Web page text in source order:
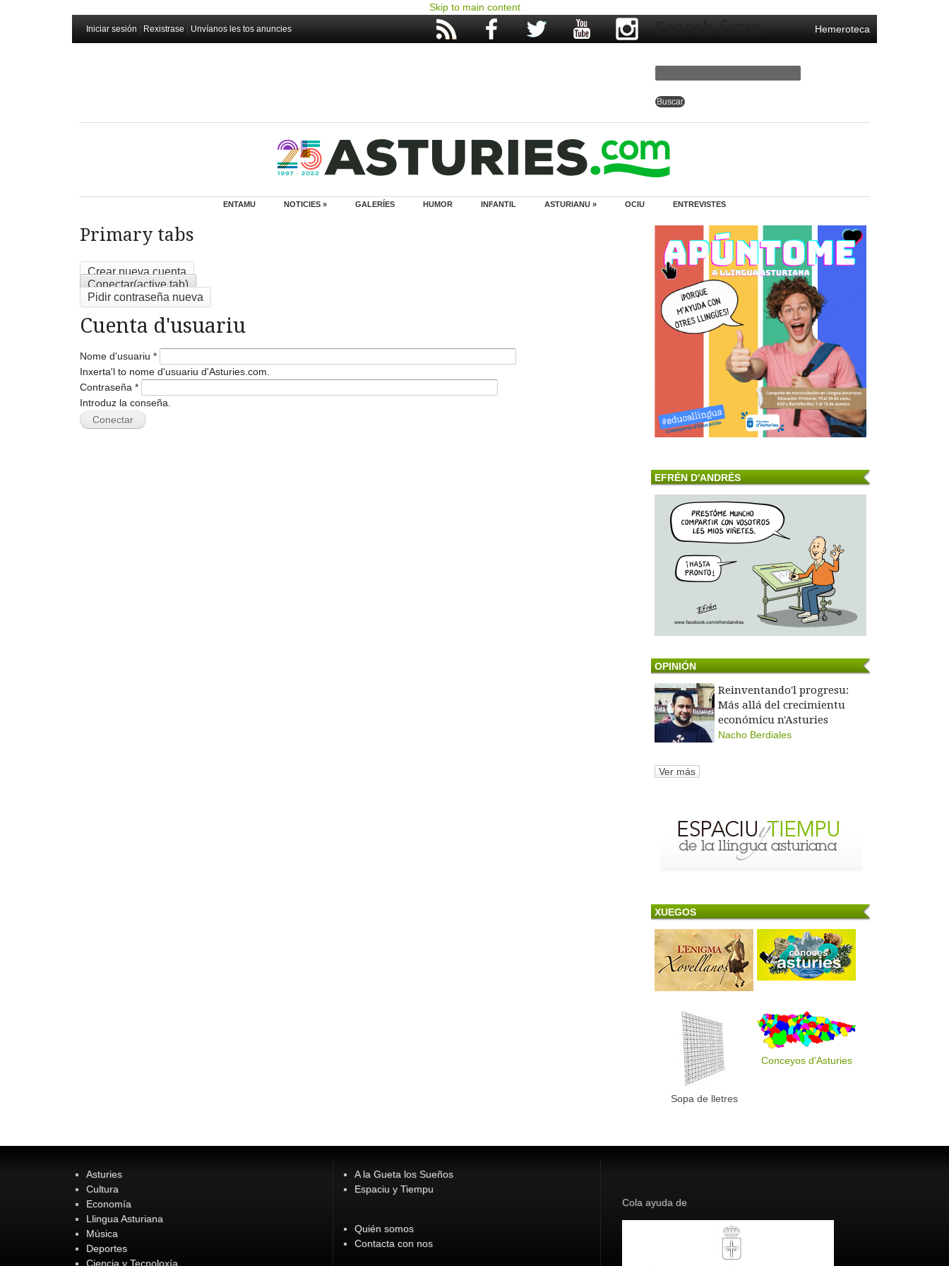
Skip to main content
Iniciar sesión Rexistrase Unvíanos les tos anuncies Hemeroteca
Search form
ENTAMU NOTICIES » GALERÍES HUMOR INFANTIL ASTURIANU » OCIU ENTREVISTES
Primary tabs
Crear nueva cuenta
Conectar(active tab)
Pidir contraseña nueva
Cuenta d'usuariu
Nome d'usuariu *
Inxerta'l to nome d'usuariu d'Asturies.com.
Contraseña *
Introduz la conseña.
EFRÉN D'ANDRÉS
OPINIÓN
Reinventando'l progresu:
Más allá del crecimientu
económicu n'Asturies
Nacho Berdiales
Ver más
XUEGOS
Sopa de lletres
Conceyos d'Asturies
Asturies
Cultura
Economía
Llingua Asturiana
Música
Deportes
Ciencia y Tecnoloxía
A la Gueta los Sueños
Espaciu y Tiempu
Quién somos
Contacta con nos
Cola ayuda de